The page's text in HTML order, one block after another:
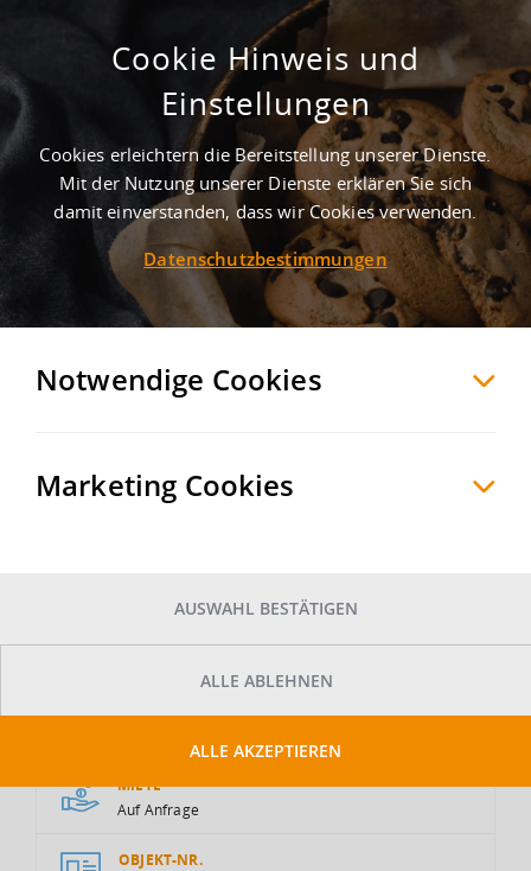
Neubau / Flexible Hallenflächen / ab
ca. 220 m²
DortmundDortmund, Deutschland
MERKEN VERGLEICHEN EXPORT PDF
MIETE
Auf Anfrage
OBJEKT-NR.
Cookie Hinweis und
Einstellungen
Cookies erleichtern die Bereitstellung unserer Dienste.
Mit der Nutzung unserer Dienste erklären Sie sich
damit einverstanden, dass wir Cookies verwenden.
Datenschutzbestimmungen
Notwendige Cookies
Marketing Cookies
AUSWAHL BESTÄTIGEN
ALLE ABLEHNEN
ALLE AKZEPTIEREN